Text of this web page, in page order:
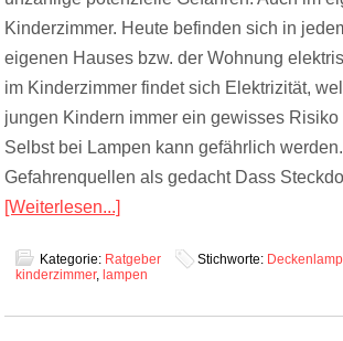
Kinderzimmer. Heute befinden sich in
eigenen Hauses bzw. der Wohnung
im Kinderzimmer findet sich Elektrizität,
jungen Kindern immer ein gewisses Risiko
Selbst bei Lampen kann gefährlich
Gefahrenquellen als gedacht Dass
[Weiterlesen...]
Kategorie: Ratgeber Stichworte:
kinderzimmer, lampen